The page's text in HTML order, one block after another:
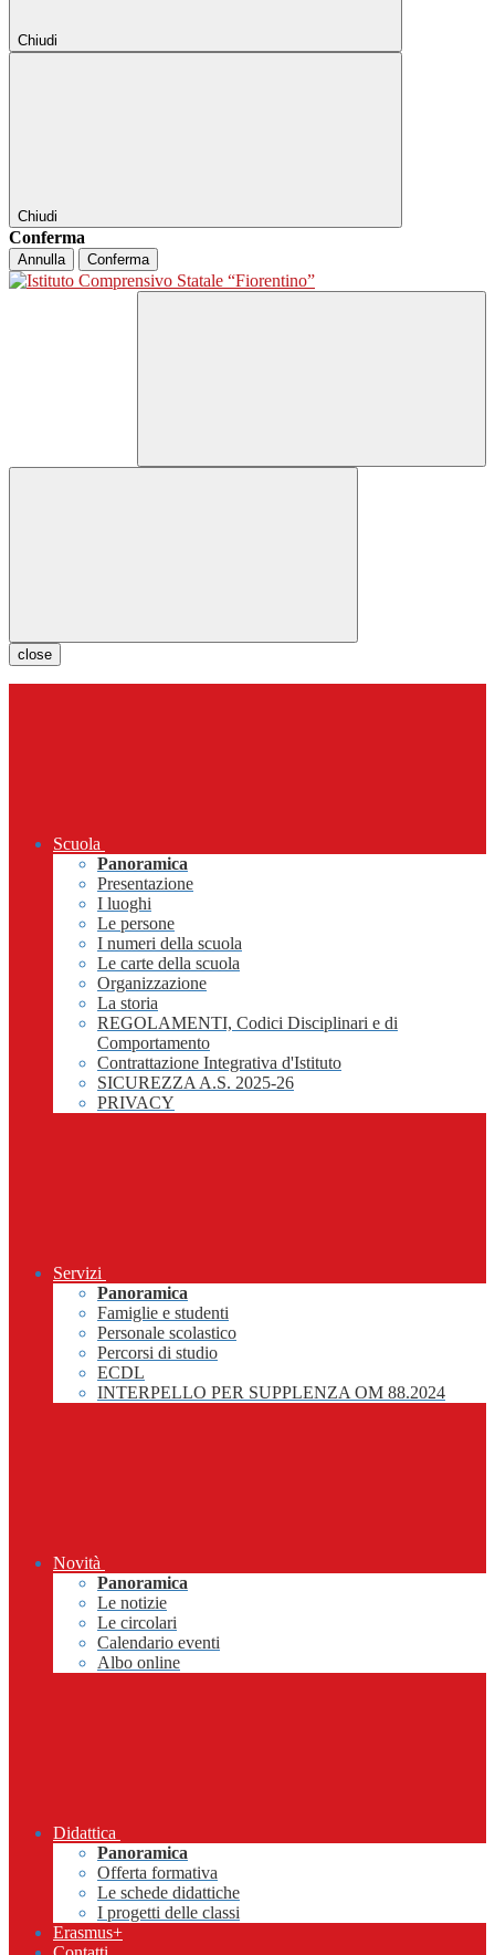
Chiudi
Chiudi
Conferma
Annulla Conferma
close
Scuola
Panoramica
Presentazione
I luoghi
Le persone
I numeri della scuola
Le carte della scuola
Organizzazione
La storia
REGOLAMENTI, Codici Disciplinari e di
Comportamento
Contrattazione Integrativa d'Istituto
SICUREZZA A.S. 2025-26
PRIVACY
Servizi
Panoramica
Famiglie e studenti
Personale scolastico
Percorsi di studio
ECDL
INTERPELLO PER SUPPLENZA OM 88.2024
Novità
Panoramica
Le notizie
Le circolari
Calendario eventi
Albo online
Didattica
Panoramica
Offerta formativa
Le schede didattiche
I progetti delle classi
Erasmus+